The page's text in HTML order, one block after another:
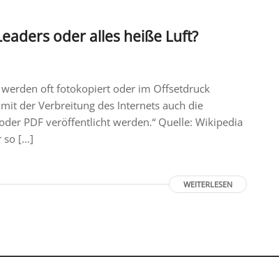
oder alles heiße Luft?
werden oft fotokopiert oder im Offsetdruck
der Verbreitung des Internets auch die
PDF veröffentlicht werden.“ Quelle: Wikipedia
so […]
WEITERLESEN